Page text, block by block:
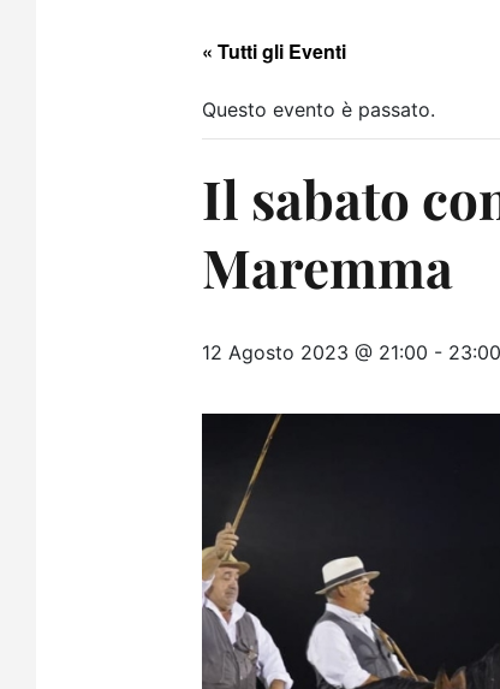
« Tutti gli Eventi
Questo evento è passato.
Il sabato
Maremma
12 Agosto 2023 @ 21:00 - 23:00